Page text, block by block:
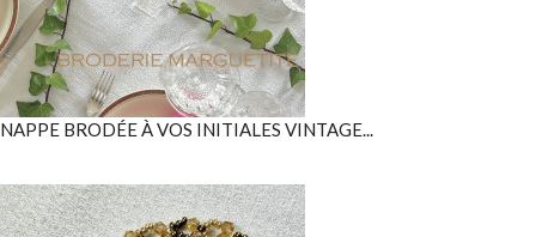
NAPPE BRODÉE À VOS INITIALES VINTAGE...